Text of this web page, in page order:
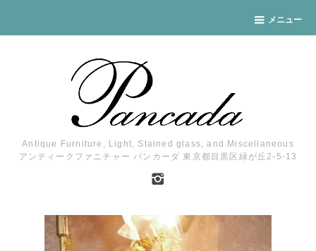
メニュー
Antique Furniture, Light, Stained glass, and Miscellaneous
アンティークファニチャー パンカーダ 東京都目黒区緑が丘2-5-13